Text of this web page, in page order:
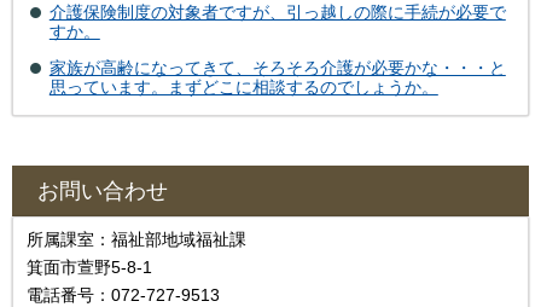
介護保険制度の対象者ですが、引っ越しの際に手続が必要で
すか。
家族が高齢になってきて、そろそろ介護が必要かな・・・と
思っています。まずどこに相談するのでしょうか。
お問い合わせ
所属課室：福祉部地域福祉課
箕面市萱野5-8-1
電話番号：072-727-9513